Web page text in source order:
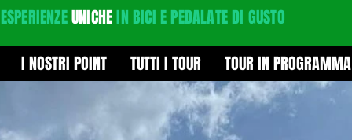
ESPERIENZEUNICHEIN BICI E PEDALATE DI GUSTO
I NOSTRI POINT TUTTI I TOUR TOUR IN PROGRAMMA